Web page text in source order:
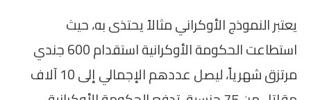
يعتبر النموذج الأوكراني مثالاً يحتذى به، حيث
استطاعت الحكومة الأوكرانية استقدام 600 جندي
مرتزق شهرياً، ليصل عددهم الإجمالي إلى 10 آلاف